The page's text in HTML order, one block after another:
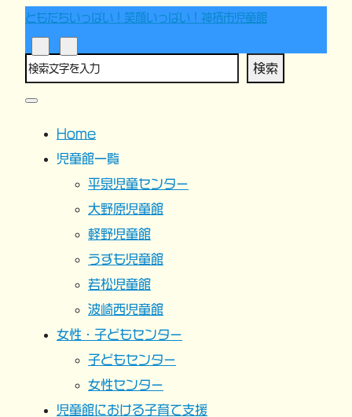
ともだちいっぱい！笑顔いっぱい！神栖市児童館
検索
Home
児童館一覧
平泉児童センター
大野原児童館
軽野児童館
うずも児童館
若松児童館
波崎西児童館
女性・子どもセンター
子どもセンター
女性センター
児童館における子育て支援